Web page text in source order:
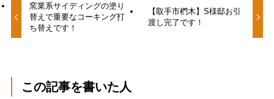
窯業系サイディングの塗り
替えで重要なコーキング打
ち替えです！
【取手市椚木】S様邸お引
渡し完了です！
この記事を書いた人